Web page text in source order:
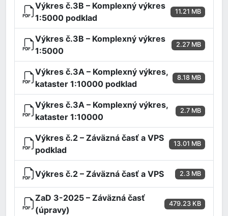
Výkres č.3B – Komplexný výkres
1:5000 podklad
11.21 MB
Výkres č.3B – Komplexný výkres
1:5000
2.27 MB
Výkres č.3A – Komplexný výkres,
kataster 1:10000 podklad
8.18 MB
Výkres č.3A – Komplexný výkres,
kataster 1:10000
2.7 MB
Výkres č.2 – Záväzná časť a VPS
podklad
13.01 MB
Výkres č.2 – Záväzná časť a VPS 2.3 MB
ZaD 3-2025 – Záväzná časť
(úpravy)
479.23 KB